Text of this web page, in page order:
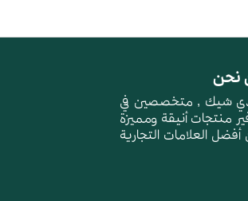
نحن
شيك , متخصصين في
منتجات أنيقة ومميزة
العلامات التجارية